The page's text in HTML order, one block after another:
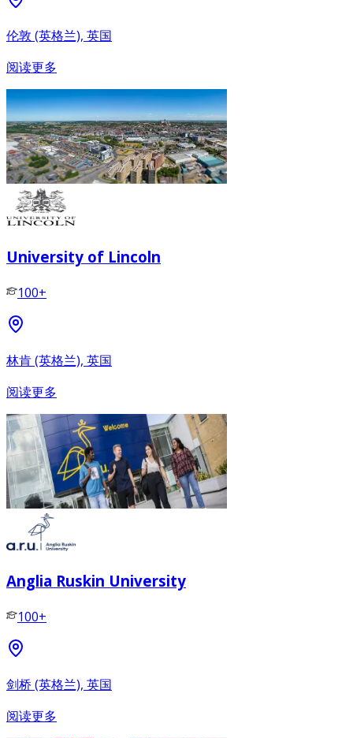
伦敦 (英格兰), 英国
阅读更多
University of Lincoln
100+
林肯 (英格兰), 英国
阅读更多
Anglia Ruskin University
100+
剑桥 (英格兰), 英国
阅读更多